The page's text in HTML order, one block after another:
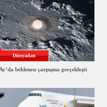
Dünyadan
Ay’da beklenen çarpışma gerçekleşti